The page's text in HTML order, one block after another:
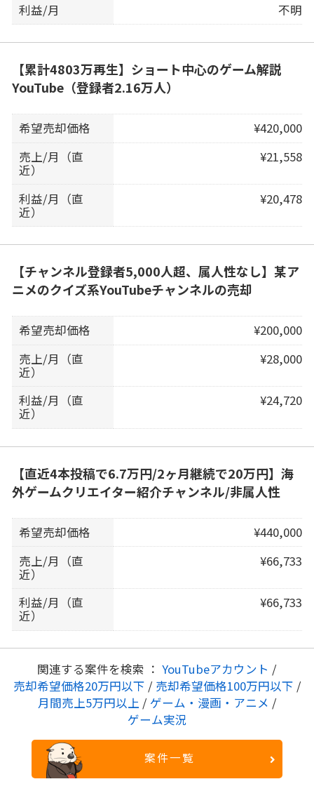
利益/月
不明
【累計4803万再生】ショート中心のゲーム解説
YouTube（登録者2.16万人）
希望売却価格
¥420,000
売上/月（直
近）
¥21,558
利益/月（直
近）
¥20,478
【チャンネル登録者5,000人超、属人性なし】某ア
ニメのクイズ系YouTubeチャンネルの売却
希望売却価格
¥200,000
売上/月（直
近）
¥28,000
利益/月（直
近）
¥24,720
【直近4本投稿で6.7万円/2ヶ月継続で20万円】海
外ゲームクリエイター紹介チャンネル/非属人性
希望売却価格
¥440,000
売上/月（直
近）
¥66,733
利益/月（直
近）
¥66,733
関連する案件を検索 ： YouTubeアカウント /
売却希望価格20万円以下 / 売却希望価格100万円以下 /
月間売上5万円以上 / ゲーム・漫画・アニメ /
ゲーム実況
案件一覧